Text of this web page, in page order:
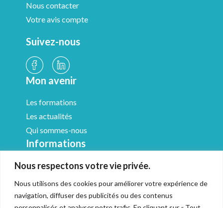
Nous respectons votre vie privée.
Nous utilisons des cookies pour améliorer votre expérience de
navigation, diffuser des publicités ou des contenus
Nous contacter
Votre avis compte
Suivez-nous
Mon avenir
Les formations
Les actualités
Qui sommes-nous
Informations
Médiathèque
Mentions légales
CGV & Médiation